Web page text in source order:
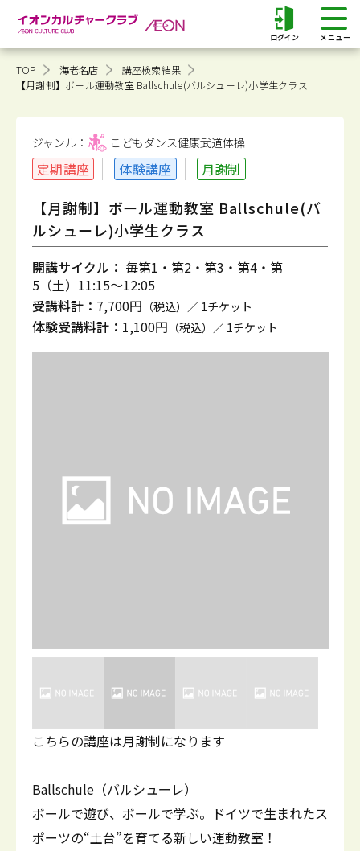
ログイン
TOP 海老名店
講座検索結果
【月謝制】ボール運動教室 Ballschule(バルシューレ)小学生クラス
ジャンル： こどもダンス健康武道体操
定期講座 体験講座 月謝制
【月謝制】ボール運動教室 Ballschule(バ
ルシューレ)小学生クラス
開講サイクル： 毎第1・第2・第3・第4・第
5（土）11:15～12:05
受講料計： 7,700円 （税込）／ 1チケット
体験受講料計： 1,100円 （税込）／ 1チケット
こちらの講座は月謝制になります
Ballschule（バルシューレ）
ボールで遊び、ボールで学ぶ。ドイツで生まれたス
ポーツの“土台”を育てる新しい運動教室！